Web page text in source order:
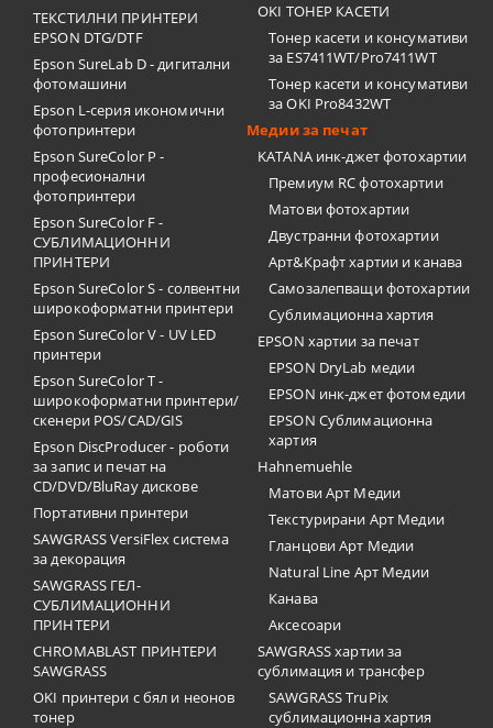
ТЕКСТИЛНИ ПРИНТЕРИ
EPSON DTG/DTF
Epson SureLab D - дигитални
фотомашини
Epson L-серия икономични
фотопринтери
Epson SureColor P -
професионални
фотопринтери
Epson SureColor F -
СУБЛИМАЦИОННИ
ПРИНТЕРИ
Epson SureColor S - солвентни
широкоформатни принтери
Epson SureColor V - UV LED
принтери
Epson SureColor T -
широкоформатни принтери/
скенери POS/CAD/GIS
Epson DiscProducer - роботи
за запис и печат на
CD/DVD/BluRay дискове
Портативни принтери
SAWGRASS VersiFlex система
за декорация
SAWGRASS ГЕЛ-
СУБЛИМАЦИОННИ
ПРИНТЕРИ
CHROMABLAST ПРИНТЕРИ
SAWGRASS
OKI принтери с бял и неонов
тонер
OKI ТОНЕР КАСЕТИ
Тонер касети и консумативи
за ES7411WT/Pro7411WT
Тонер касети и консумативи
за OKI Pro8432WT
Медии за печат
KATANA инк-джет фотохартии
Премиум RC фотохартии
Матови фотохартии
Двустранни фотохартии
Арт&Крафт хартии и канава
Самозалепващи фотохартии
Сублимационна хартия
EPSON хартии за печат
EPSON DryLab медии
EPSON инк-джет фотомедии
EPSON Сублимационна
хартия
Hahnemuehle
Матови Арт Медии
Текстурирани Арт Медии
Гланцови Арт Медии
Natural Line Арт Медии
Канава
Аксесоари
SAWGRASS хартии за
сублимация и трансфер
SAWGRASS TruPix
сублимационна хартия